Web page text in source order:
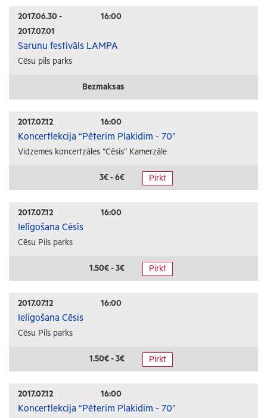
2017.06.30 -
2017.07.01
16:00
Sarunu festivāls LAMPA
Cēsu pils parks
Bezmaksas
2017.07.12 16:00
Koncertlekcija “Pēterim Plakidim - 70”
Vidzemes koncertzāles “Cēsis” Kamerzāle
3€ - 6€ Pirkt
2017.07.12 16:00
Ielīgošana Cēsīs
Cēsu Pils parks
1.50€ - 3€ Pirkt
2017.07.12 16:00
Ielīgošana Cēsīs
Cēsu Pils parks
1.50€ - 3€ Pirkt
2017.07.12 16:00
Koncertlekcija “Pēterim Plakidim - 70”